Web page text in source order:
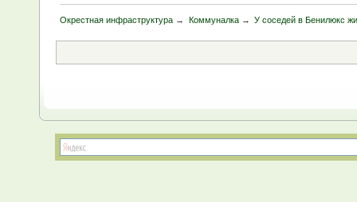
Окрестная инфраструктура → Коммуналка→ У соседей в Бенилюкс